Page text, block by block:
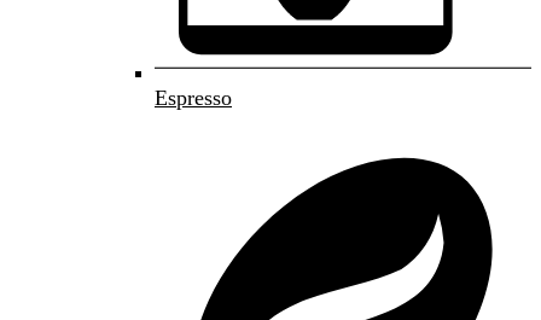
Espresso